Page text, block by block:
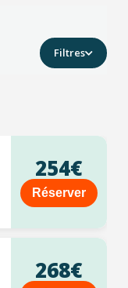
Filtres
254€
Réserver
268€